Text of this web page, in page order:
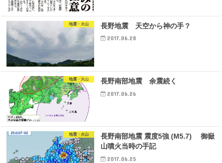
地震・火山 長野地震 天空から神の手？
2017.06.28
地震・火山 長野南部地震 余震続く
2017.06.26
地震・火山
長野南部地震 震度5強 (M5.7) 御嶽
山噴火当時の手記
2017.06.25